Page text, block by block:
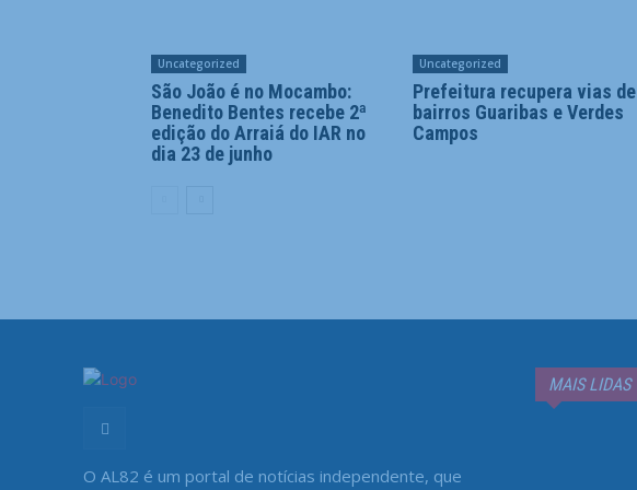
Uncategorized
São João é no Mocambo:
Benedito Bentes recebe 2ª
edição do Arraiá do IAR no
dia 23 de junho
Uncategorized
Prefeitura recupera vias de
bairros Guaribas e Verdes
Campos
O AL82 é um portal de notícias independente, que
MAIS LIDAS